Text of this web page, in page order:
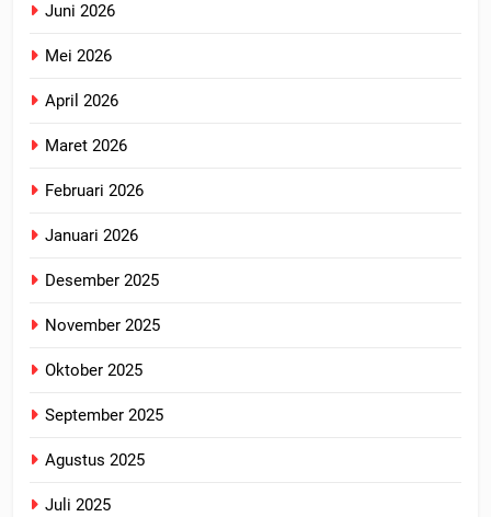
Juni 2026
Mei 2026
April 2026
Maret 2026
Februari 2026
Januari 2026
Desember 2025
November 2025
Oktober 2025
September 2025
Agustus 2025
Juli 2025